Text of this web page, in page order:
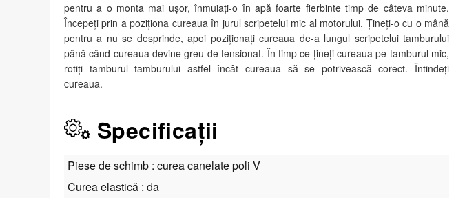
pentru a o monta mai ușor, înmuiați-o în apă foarte fierbinte timp de câteva minute.
Începeți prin a poziționa cureaua în jurul scripetelui mic al motorului. Țineți-o cu o mână
pentru a nu se desprinde, apoi poziționați cureaua de-a lungul scripetelui tamburului
până când cureaua devine greu de tensionat. În timp ce țineți cureaua pe tamburul mic,
rotiți tamburul tamburului astfel încât cureaua să se potrivească corect. Întindeți
cureaua.
Specificații
Piese de schimb : curea canelate poli V
Curea elastică : da